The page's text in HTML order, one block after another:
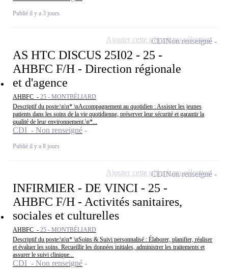
Publié il y a 3 jours
AS HTC DISCUS 25I02 - 25 -
AHBFC F/H - Direction régionale
et d'agence
AHBFC - 25 - MONTBÉLIARD
Descriptif du poste:\n\n* \nAccompagnement au quotidien : Assister les jeunes
patients dans les soins de la vie quotidienne, préserver leur sécurité et garantir la
qualité de leur environnement.\n*...
CDI - Non renseigné
Publié il y a 8 jours
CDINon renseigné
Ajouter cette offre à ma sélection
INFIRMIER - DE VINCI - 25 -
AHBFC F/H - Activités sanitaires,
sociales et culturelles
AHBFC - 25 - MONTBÉLIARD
Descriptif du poste:\n\n* \nSoins & Suivi personnalisé : Élaborer, planifier, réaliser
et évaluer les soins. Recueillir les données initiales, administrer les traitements et
assurer le suivi clinique...
CDI - Non renseigné
CDINon renseigné
Ajouter cette offre à ma sélection